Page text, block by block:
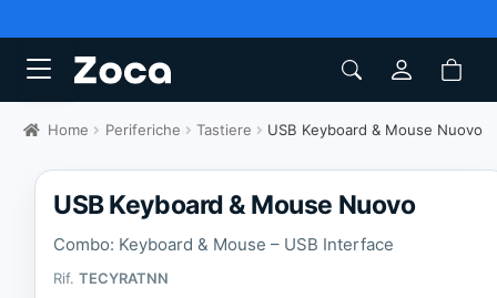
Home Periferiche Tastiere USB Keyboard & Mouse Nuovo
USB Keyboard & Mouse Nuovo
Combo: Keyboard & Mouse – USB Interface
Rif.TECYRATNN